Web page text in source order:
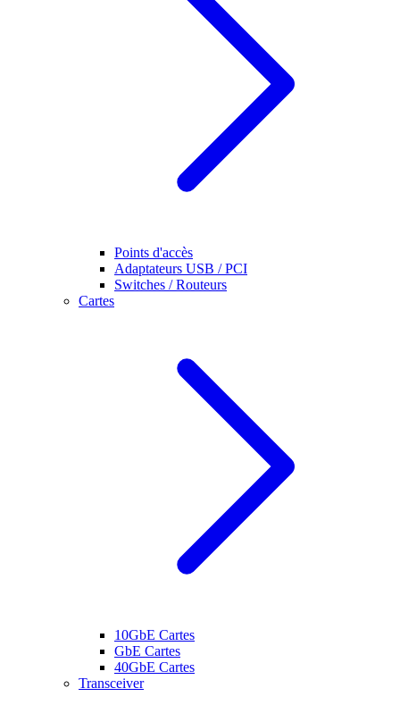
Points d'accès
Adaptateurs USB / PCI
Switches / Routeurs
Cartes
10GbE Cartes
GbE Cartes
40GbE Cartes
Transceiver